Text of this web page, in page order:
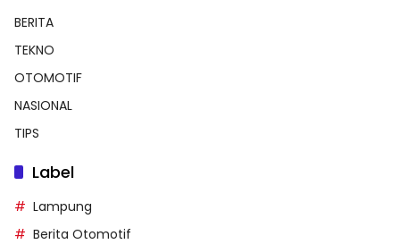
BERITA
TEKNO
OTOMOTIF
NASIONAL
TIPS
Label
Lampung
Berita Otomotif